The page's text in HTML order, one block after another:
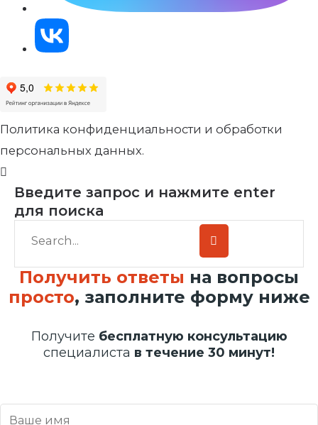
Политика конфиденциальности и обработки
персональных данных.
Введите запрос и нажмите enter
для поиска
Получить ответы на вопросы
просто, заполните форму ниже
Получите бесплатную консультацию
специалиста в течение 30 минут!